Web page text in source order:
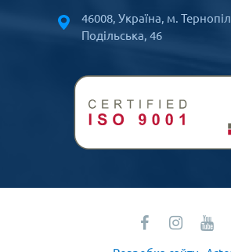
46008, Україна, м.
Подільська, 46